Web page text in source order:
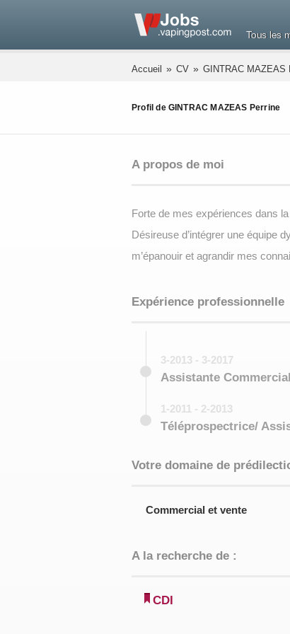
Tous les
Accueil » CV » GINTRAC MAZEAS
Profil de GINTRAC MAZEAS Perrine
A propos de moi
Forte de mes expériences dans
Désireuse d’intégrer une équipe
m’épanouir et agrandir mes
Expérience professionnelle
3-2013 - 3-2017
Assistante
1-2011 - 2-2013
Téléprospectrice/
Votre domaine de
Commercial et vente
A la recherche de :
CDI